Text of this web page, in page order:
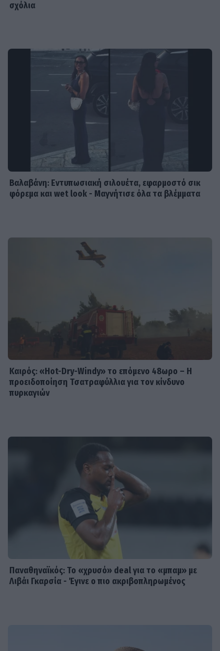
σχόλια
Βαλαβάνη: Εντυπωσιακή σιλουέτα, εφαρμοστό σικ
φόρεμα και wet look - Μαγνήτισε όλα τα βλέμματα
Καιρός: «Hot-Dry-Windy» το επόμενο 48ωρο – Η
προειδοποίηση Τσατραφύλλια για τον κίνδυνο
πυρκαγιών
Παναθηναϊκός: Το «χρυσό» deal για το «μπαμ» με
Λιβάι Γκαρσία - Έγινε ο πιο ακριβοπληρωμένος